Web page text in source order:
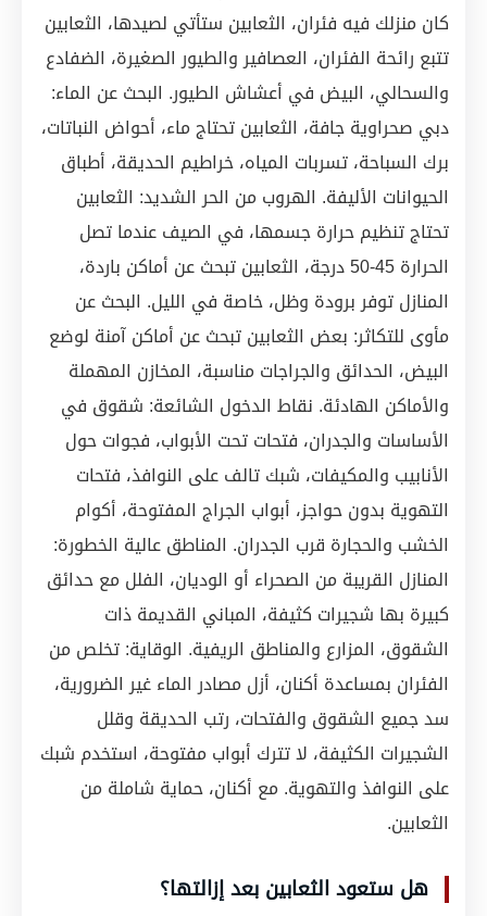
كان منزلك فيه فئران، الثعابين ستأتي لصيدها، الثعابين
تتبع رائحة الفئران، العصافير والطيور الصغيرة، الضفادع
والسحالي، البيض في أعشاش الطيور. البحث عن الماء:
دبي صحراوية جافة، الثعابين تحتاج ماء، أحواض النباتات،
برك السباحة، تسربات المياه، خراطيم الحديقة، أطباق
الحيوانات الأليفة. الهروب من الحر الشديد: الثعابين
تحتاج تنظيم حرارة جسمها، في الصيف عندما تصل
الحرارة 45-50 درجة، الثعابين تبحث عن أماكن باردة،
المنازل توفر برودة وظل، خاصة في الليل. البحث عن
مأوى للتكاثر: بعض الثعابين تبحث عن أماكن آمنة لوضع
البيض، الحدائق والجراجات مناسبة، المخازن المهملة
والأماكن الهادئة. نقاط الدخول الشائعة: شقوق في
الأساسات والجدران، فتحات تحت الأبواب، فجوات حول
الأنابيب والمكيفات، شبك تالف على النوافذ، فتحات
التهوية بدون حواجز، أبواب الجراج المفتوحة، أكوام
الخشب والحجارة قرب الجدران. المناطق عالية الخطورة:
المنازل القريبة من الصحراء أو الوديان، الفلل مع حدائق
كبيرة بها شجيرات كثيفة، المباني القديمة ذات
الشقوق، المزارع والمناطق الريفية. الوقاية: تخلص من
الفئران بمساعدة أكنان، أزل مصادر الماء غير الضرورية،
سد جميع الشقوق والفتحات، رتب الحديقة وقلل
الشجيرات الكثيفة، لا تترك أبواب مفتوحة، استخدم شبك
على النوافذ والتهوية. مع أكنان، حماية شاملة من
الثعابين.
هل ستعود الثعابين بعد إزالتها؟